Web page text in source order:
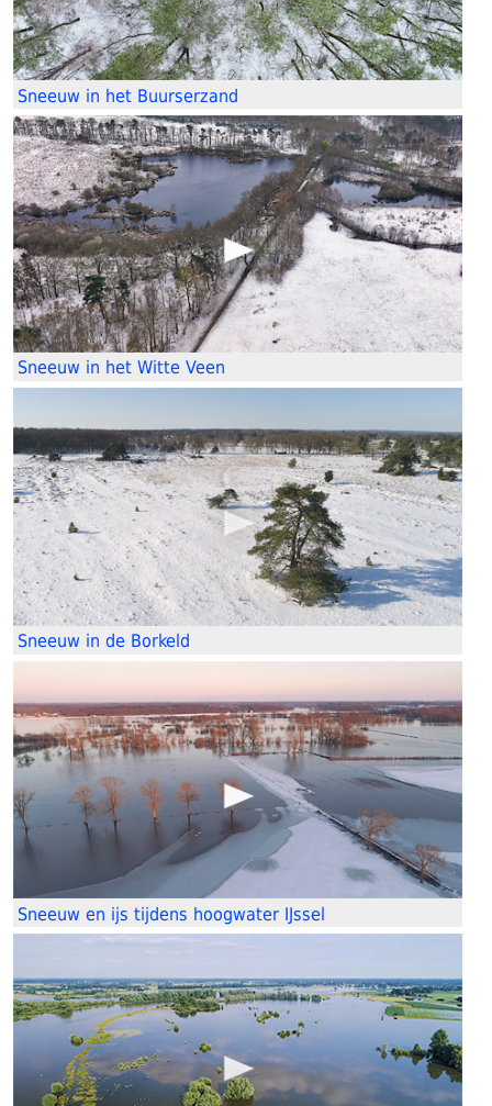
Sneeuw in het Buurserzand
Sneeuw in het Witte Veen
Sneeuw in de Borkeld
Sneeuw en ijs tijdens hoogwater IJssel